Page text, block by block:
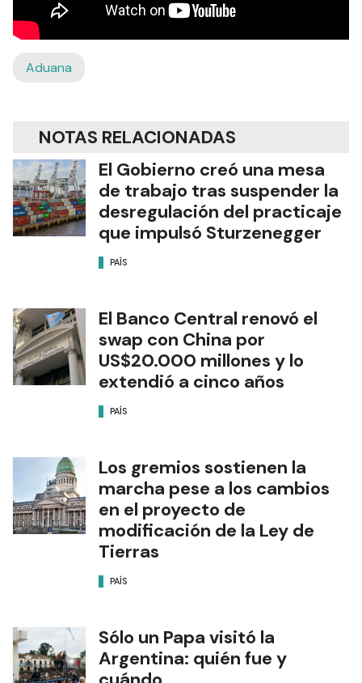
Aduana
NOTAS RELACIONADAS
El Gobierno creó una mesa
de trabajo tras suspender la
desregulación del practicaje
que impulsó Sturzenegger
PAÍS
El Banco Central renovó el
swap con China por
US$20.000 millones y lo
extendió a cinco años
PAÍS
Los gremios sostienen la
marcha pese a los cambios
en el proyecto de
modificación de la Ley de
Tierras
PAÍS
Sólo un Papa visitó la
Argentina: quién fue y